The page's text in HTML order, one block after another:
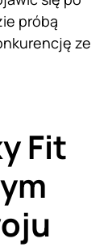
próbą
ze
Fit